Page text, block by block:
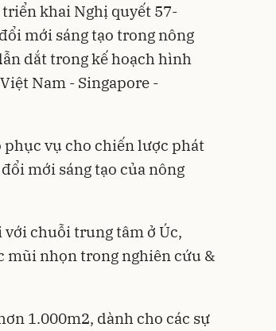
triển khai Nghị quyết 57-
mới sáng tạo trong nông
dắt trong kế hoạch hình
Nam - Singapore -
phục vụ cho chiến lược phát
mới sáng tạo của nông
với chuỗi trung tâm ở Úc,
mũi nhọn trong nghiên cứu &
1.000m2, dành cho các sự